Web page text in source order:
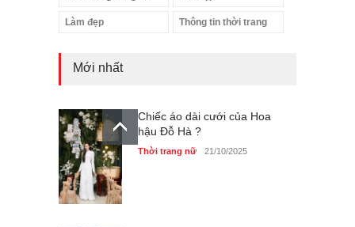
Làm đẹp Thông tin thời trang
Mới nhất
Chiếc áo dài cưới của Hoa
hậu Đỗ Hà ?
Thời trang nữ 21/10/2025